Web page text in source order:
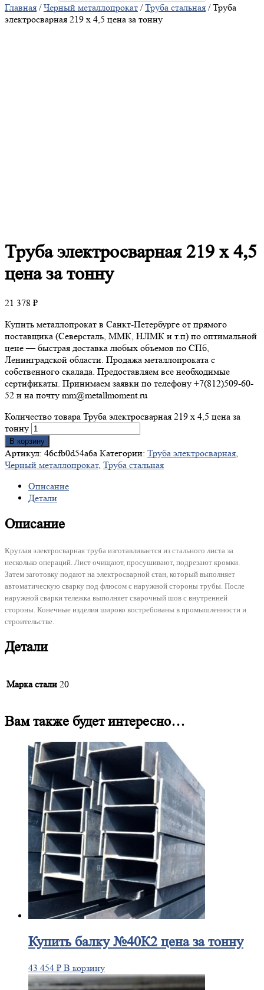
Главная /Черный металлопрокат /Труба стальная / Труба
электросварная 219 х 4,5 цена за тонну
Трубаэлектросварная 219 х 4,5
цена за тонну
21 378 ₽
Купить металлопрокат в Санкт-Петербурге от прямого
поставщика (Северсталь, ММК, НЛМК и т.п) по оптимальной
цене — быстрая доставка любых объемов по СПб,
Ленинградской области. Продажа металлопроката с
собственного скалада. Предоставляем все необходимые
сертификаты. Принимаем заявки по телефону +7(812)509-60-
52 и на почту mm@metallmoment.ru
Количество товара Труба электросварная 219 х 4,5 цена за
тонну
В корзину
Артикул: 46cfb0d54a6a Категории: Труба электросварная,
Черный металлопрокат, Труба стальная
Описание
Детали
Описание
Круглая электросварная труба изготавливается из стального листа за
несколько операций. Лист очищают, просушивают, подрезают кромки.
Затем заготовку подают на электросварной стан, который выполняет
автоматическую сварку под флюсом с наружной стороны трубы. После
наружной сварки тележка выполняет сварочный шов с внутренней
стороны. Конечные изделия широко востребованы в промышленности и
строительстве.
Детали
Марка стали 20
Вам также будет интересно…
Купитьбалку №40К2 цена за тонну
43 454 ₽ В корзину